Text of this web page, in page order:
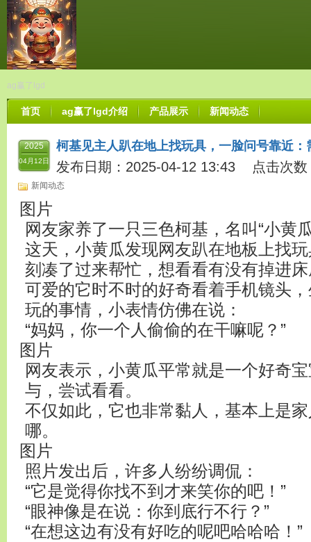
ag赢了lgd
首页 ag赢了lgd介绍 产品展示 新闻动态
2025
04月12日
柯基见主人趴在地上找玩具，一脸问号靠近：
发布日期：2025-04-12 13:43 点击次数
新闻动态
图片
网友家养了一只三色柯基，名叫“小黄
这天，小黄瓜发现网友趴在地板上找
刻凑了过来帮忙，想看看有没有掉进
可爱的它时不时的好奇看着手机镜头
玩的事情，小表情仿佛在说：
“妈妈，你一个人偷偷的在干嘛呢？”
图片
网友表示，小黄瓜平常就是一个好奇
与，尝试看看。
不仅如此，它也非常黏人，基本上是
哪。
图片
照片发出后，许多人纷纷调侃：
“它是觉得你找不到才来笑你的吧！”
“眼神像是在说：你到底行不行？”
“在想这边有没有好吃的呢吧哈哈哈！”